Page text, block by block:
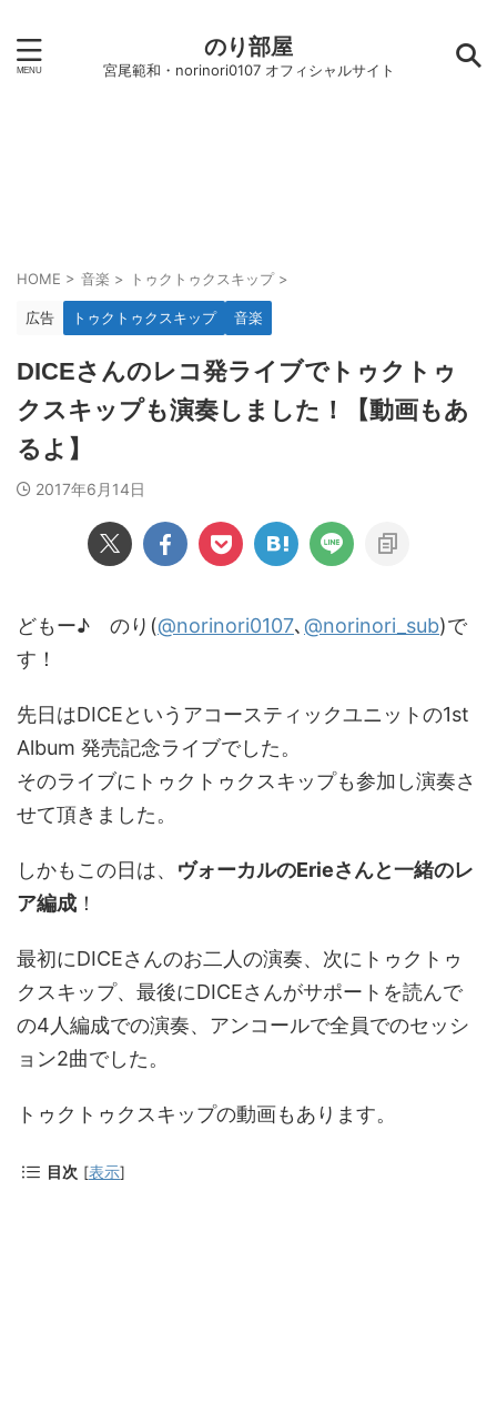
のり部屋
宮尾範和・norinori0107 オフィシャルサイト
HOME > 音楽 > トゥクトゥクスキップ >
広告 トゥクトゥクスキップ 音楽
DICEさんのレコ発ライブでトゥクトゥ
クスキップも演奏しました！【動画もあ
るよ】
2017年6月14日
どもー♪ のり(@norinori0107､ @norinori_sub)で
す！
先日はDICEというアコースティックユニットの1st
Album 発売記念ライブでした。
そのライブにトゥクトゥクスキップも参加し演奏さ
せて頂きました。
しかもこの日は、 ヴォーカルのErieさんと一緒のレ
ア編成 ！
最初にDICEさんのお二人の演奏、次にトゥクトゥ
クスキップ、最後にDICEさんがサポートを読んで
の4人編成での演奏、アンコールで全員でのセッシ
ョン2曲でした。
トゥクトゥクスキップの動画もあります。
目次 [表示]